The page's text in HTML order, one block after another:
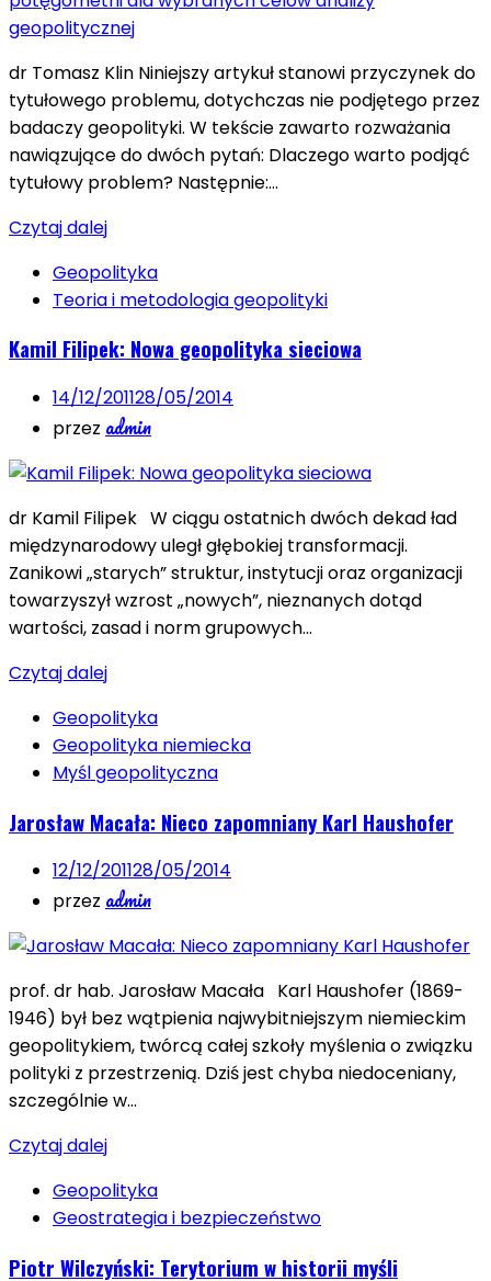
dr Tomasz Klin Niniejszy artykuł stanowi przyczynek do
tytułowego problemu, dotychczas nie podjętego przez
badaczy geopolityki. W tekście zawarto rozważania
nawiązujące do dwóch pytań: Dlaczego warto podjąć
tytułowy problem? Następnie:…
Czytaj dalej
Geopolityka
Teoria i metodologia geopolityki
Kamil Filipek: Nowa geopolityka sieciowa
14/12/201128/05/2014
przez admin
dr Kamil Filipek W ciągu ostatnich dwóch dekad ład
międzynarodowy uległ głębokiej transformacji.
Zanikowi „starych” struktur, instytucji oraz organizacji
towarzyszył wzrost „nowych”, nieznanych dotąd
wartości, zasad i norm grupowych…
Czytaj dalej
Geopolityka
Geopolityka niemiecka
Myśl geopolityczna
Jarosław Macała: Nieco zapomniany Karl Haushofer
12/12/201128/05/2014
przez admin
prof. dr hab. Jarosław Macała Karl Haushofer (1869-
1946) był bez wątpienia najwybitniejszym niemieckim
geopolitykiem, twórcą całej szkoły myślenia o związku
polityki z przestrzenią. Dziś jest chyba niedoceniany,
szczególnie w…
Czytaj dalej
Geopolityka
Geostrategia i bezpieczeństwo
Piotr Wilczyński: Terytorium w historii myśli